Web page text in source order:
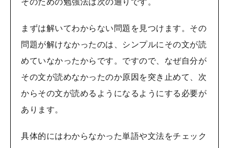
そのための勉強法は次の通りです。
まずは解いてわからない問題を見つけます。その
問題が解けなかったのは、シンプルにその文が読
めていなかったからです。ですので、なぜ自分が
その文が読めなかったのか原因を突き止めて、次
からその文が読めるようになるようにする必要が
あります。
具体的にはわからなかった単語や文法をチェック